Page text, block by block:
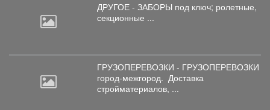
ДРУГОЕ - ЗАБОРЫ под ключ; ролетные,
секционные ...
ГРУЗОПЕРЕВОЗКИ - ГРУЗОПЕРЕВОЗКИ
город-межгород. Доставка
стройматериалов, ...